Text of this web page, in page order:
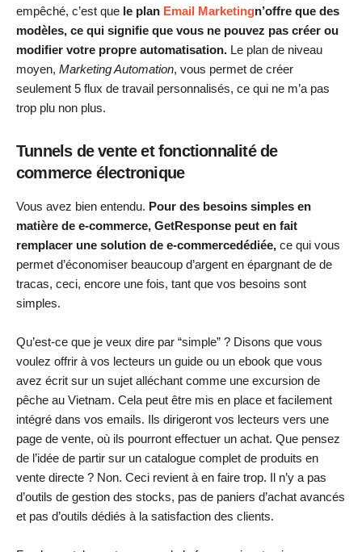
empêché, c’est que le plan Email Marketingn’offre que des
modèles, ce qui signifie que vous ne pouvez pas créer ou
modifier votre propre automatisation. Le plan de niveau
moyen, Marketing Automation, vous permet de créer
seulement 5 flux de travail personnalisés, ce qui ne m’a pas
trop plu non plus.
Tunnels de vente et fonctionnalité de
commerce électronique
Vous avez bien entendu. Pour des besoins simples en
matière de e-commerce, GetResponse peut en fait
remplacer une solution de e-commercedédiée, ce qui vous
permet d’économiser beaucoup d’argent en épargnant de de
tracas, ceci, encore une fois, tant que vos besoins sont
simples.
Qu’est-ce que je veux dire par “simple” ? Disons que vous
voulez offrir à vos lecteurs un guide ou un ebook que vous
avez écrit sur un sujet alléchant comme une excursion de
pêche au Vietnam. Cela peut être mis en place et facilement
intégré dans vos emails. Ils dirigeront vos lecteurs vers une
page de vente, où ils pourront effectuer un achat. Que pensez
de l’idée de partir sur un catalogue complet de produits en
vente directe ? Non. Ceci revient à en faire trop. Il n’y a pas
d’outils de gestion des stocks, pas de paniers d’achat avancés
et pas d’outils dédiés à la satisfaction des clients.